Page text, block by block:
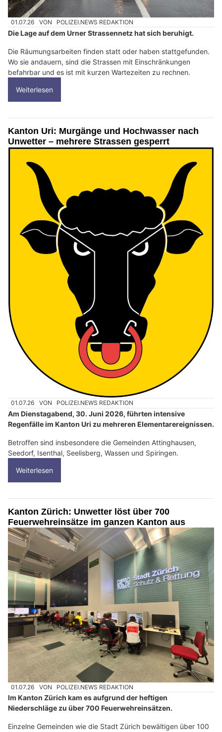
01.07.26 VON POLIZEI.NEWS REDAKTION
Die Lage auf dem Urner Strassennetz hat sich beruhigt.
Die Räumungsarbeiten finden statt oder haben stattgefunden.
Wo sie andauern, sind die Strassen mit Einschränkungen
befahrbar und es ist mit kurzen Wartezeiten zu rechnen.
Weiterlesen
Kanton Uri: Murgänge und Hochwasser nach
Unwetter – mehrere Strassen gesperrt
01.07.26 VON POLIZEI.NEWS REDAKTION
Am Dienstagabend, 30. Juni 2026, führten intensive
Regenfälle im Kanton Uri zu mehreren Elementarereignissen.
Betroffen sind insbesondere die Gemeinden Attinghausen,
Seedorf, Isenthal, Seelisberg, Wassen und Spiringen.
Weiterlesen
Kanton Zürich: Unwetter löst über 700
Feuerwehreinsätze im ganzen Kanton aus
01.07.26 VON POLIZEI.NEWS REDAKTION
Im Kanton Zürich kam es aufgrund der heftigen
Niederschläge zu über 700 Feuerwehreinsätzen.
Einzelne Gemeinden wie die Stadt Zürich bewältigen über 100